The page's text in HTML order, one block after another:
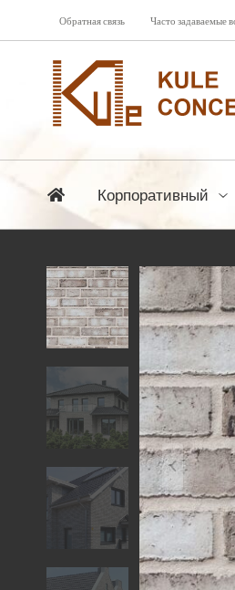
Обратная связь Часто задаваемые
Корпоративный